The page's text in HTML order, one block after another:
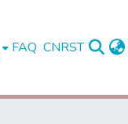
FAQ CNRST